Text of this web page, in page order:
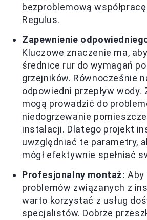
bezproblemową
Regulus.
Zapewnienie
Kluczowe znaczenie ma,
średnice rur do wymagań
grzejników. Równocześnie
odpowiedni przepływ
mogą prowadzić do
niedogrzewanie
instalacji. Dlatego projekt
uwzględniać te parametry,
mógł efektywnie spełniać
Profesjonalny montaż: Aby
problemów związanych z
warto korzystać z usług
specjalistów. Dobrze